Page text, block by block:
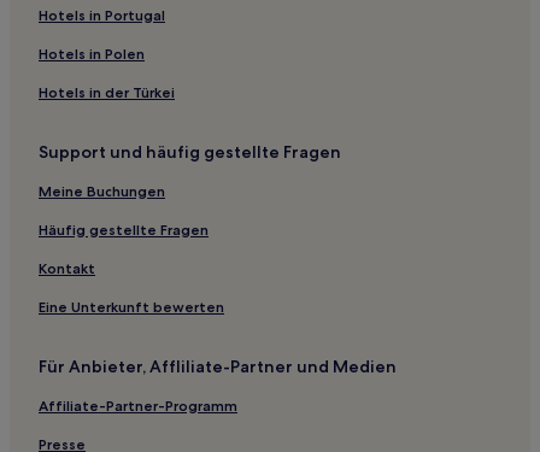
Bergfelde Hotels
Marwitz Hotels
Blumberg Hotels
Hönower Siedlung Hotels
Oberhavel: Hotels
Liebenwalde Hotels
Hotels nahe Bushaltestelle Mühlenbeck-Mönchmühl
Hönow Hotels
Schwanebeck Hotels
Hotels nahe Bahnhof Blumberg
Niederneuendorf Hotels
Hotels in Portugal
Hotels in Polen
Hotels in der Türkei
Support und häufig gestellte Fragen
Meine Buchungen
Häufig gestellte Fragen
Kontakt
Eine Unterkunft bewerten
Für Anbieter, Affliliate-Partner und Medien
Affiliate-Partner-Programm
Presse